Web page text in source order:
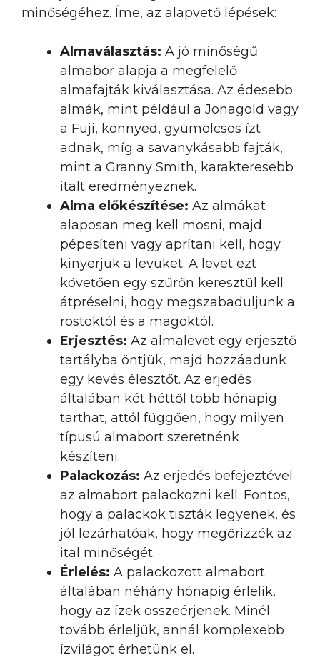
minőségéhez. Íme, az alapvető lépések:
Almaválasztás: A jó minőségű
almabor alapja a megfelelő
almafajták kiválasztása. Az édesebb
almák, mint például a Jonagold vagy
a Fuji, könnyed, gyümölcsös ízt
adnak, míg a savanykásabb fajták,
mint a Granny Smith, karakteresebb
italt eredményeznek.
Alma előkészítése: Az almákat
alaposan meg kell mosni, majd
pépesíteni vagy aprítani kell, hogy
kinyerjük a levüket. A levet ezt
követően egy szűrőn keresztül kell
átpréselni, hogy megszabaduljunk a
rostoktól és a magoktól.
Erjesztés: Az almalevet egy erjesztő
tartályba öntjük, majd hozzáadunk
egy kevés élesztőt. Az erjedés
általában két héttől több hónapig
tarthat, attól függően, hogy milyen
típusú almabort szeretnénk
készíteni.
Palackozás: Az erjedés befejeztével
az almabort palackozni kell. Fontos,
hogy a palackok tiszták legyenek, és
jól lezárhatóak, hogy megőrizzék az
ital minőségét.
Érlelés: A palackozott almabort
általában néhány hónapig érlelik,
hogy az ízek összeérjenek. Minél
tovább érleljük, annál komplexebb
ízvilágot érhetünk el.